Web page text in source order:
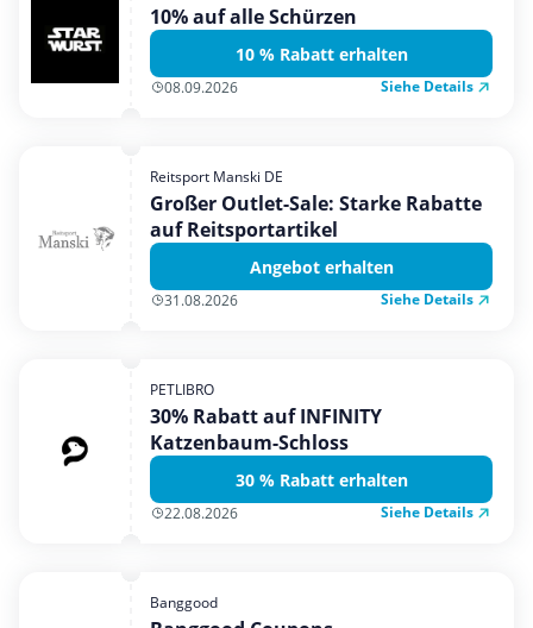
Mode & Accessoires
Shopping
Urlaub & Reise
10% auf alle Schürzen
10 % Rabatt erhalten
08.09.2026 Siehe Details
Reitsport Manski DE
Großer Outlet-Sale: Starke Rabatte
auf Reitsportartikel
Angebot erhalten
31.08.2026 Siehe Details
PETLIBRO
30% Rabatt auf INFINITY
Katzenbaum-Schloss
30 % Rabatt erhalten
22.08.2026 Siehe Details
Banggood